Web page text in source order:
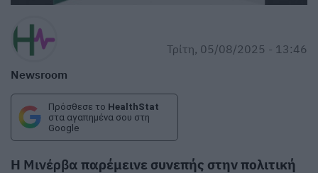
Newsroom
Τρίτη, 05/08/2025 - 13:46
Πρόσθεσε το HealthStat
στα αγαπημένα σου στη
Google
Η Μινέρβα παρέμεινε συνεπής στην πολιτική